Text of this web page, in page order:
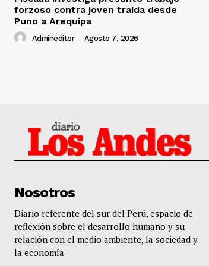
forzoso contra joven traída desde
Puno a Arequipa
Admineditor - Agosto 7, 2026
Nosotros
Diario referente del sur del Perú, espacio de
reflexión sobre el desarrollo humano y su
relación con el medio ambiente, la sociedad y
la economía